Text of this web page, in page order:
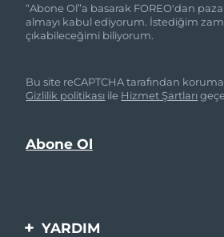
“Abone Ol”a basarak FOREO'dan
almayı kabul ediyorum. İstediğim
çıkabileceğimi biliyorum.
Bu site reCAPTCHA tarafından
Gizlilik politikası ile Hizmet Şartları
YARDIM